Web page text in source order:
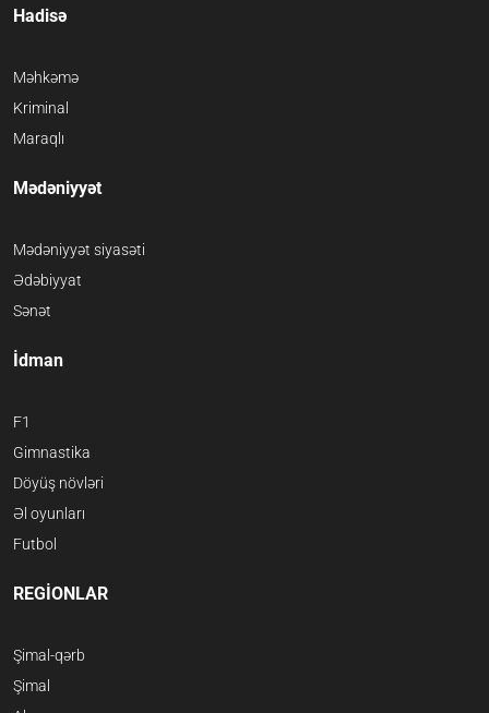
Hadisə
Məhkəmə
Kriminal
Maraqlı
Mədəniyyət
Mədəniyyət siyasəti
Ədəbiyyat
Sənət
İdman
F1
Gimnastika
Döyüş növləri
Əl oyunları
Futbol
REGİONLAR
Şimal-qərb
Şimal